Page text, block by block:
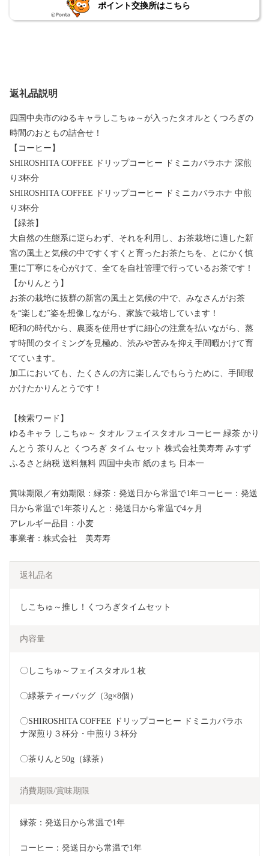
ポイント交換所はこちら
返礼品説明
四国中央市のゆるキャラしこちゅ～が入ったタオルとくつろぎの
時間のおともの詰合せ！
【コーヒー】
SHIROSHITA COFFEE ドリップコーヒー ドミニカバラホナ 深煎
り3杯分
SHIROSHITA COFFEE ドリップコーヒー ドミニカバラホナ 中煎
り3杯分
【緑茶】
大自然の生態系に逆らわず、それを利用し、お茶栽培に適した新
宮の風土と気候の中ですくすくと育ったお茶たちを、とにかく慎
重に丁寧にを心がけて、全てを自社管理で行っているお茶です！
【かりんとう】
お茶の栽培に抜群の新宮の風土と気候の中で、みなさんがお茶
を“楽しむ”姿を想像しながら、家族で栽培しています！
昭和の時代から、農薬を使用せずに細心の注意を払いながら、蒸
す時間のタイミングを見極め、渋みや苦みを抑え手間暇かけて育
てています。
加工においても、たくさんの方に楽しんでもらうために、手間暇
かけたかりんとうです！
【検索ワード】
ゆるキャラ しこちゅ～ タオル フェイスタオル コーヒー 緑茶 かり
んとう 茶りんと くつろぎ タイム セット 株式会社美寿寿 みすず
ふるさと納税 送料無料 四国中央市 紙のまち 日本一
賞味期限／有効期限：緑茶：発送日から常温で1年コーヒー：発送
日から常温で1年茶りんと：発送日から常温で4ヶ月
アレルギー品目：小麦
事業者：株式会社 美寿寿
返礼品名
しこちゅ～推し！くつろぎタイムセット
内容量
〇しこちゅ～フェイスタオル１枚
〇緑茶ティーバッグ（3g×8個）
〇SHIROSHITA COFFEE ドリップコーヒー ドミニカバラホ
ナ深煎り３杯分・中煎り３杯分
〇茶りんと50g（緑茶）
消費期限/賞味期限
緑茶：発送日から常温で1年
コーヒー：発送日から常温で1年